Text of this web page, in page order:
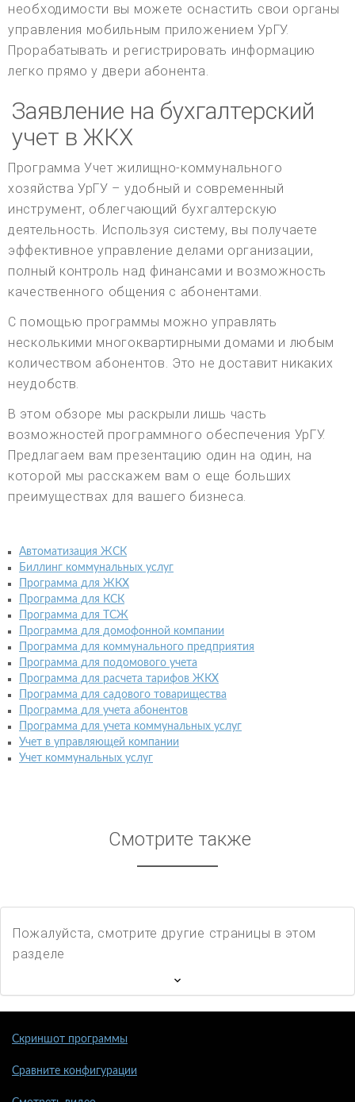
необходимости вы можете оснастить свои органы
управления мобильным приложением УрГУ.
Прорабатывать и регистрировать информацию
легко прямо у двери абонента.
Заявление на бухгалтерский
учет в ЖКХ
Программа Учет жилищно-коммунального
хозяйства УрГУ – удобный и современный
инструмент, облегчающий бухгалтерскую
деятельность. Используя систему, вы получаете
эффективное управление делами организации,
полный контроль над финансами и возможность
качественного общения с абонентами.
С помощью программы можно управлять
несколькими многоквартирными домами и любым
количеством абонентов. Это не доставит никаких
неудобств.
В этом обзоре мы раскрыли лишь часть
возможностей программного обеспечения УрГУ.
Предлагаем вам презентацию один на один, на
которой мы расскажем вам о еще больших
преимуществах для вашего бизнеса.
Автоматизация ЖСК
Биллинг коммунальных услуг
Программа для ЖКХ
Программа для КСК
Программа для ТСЖ
Программа для домофонной компании
Программа для коммунального предприятия
Программа для подомового учета
Программа для расчета тарифов ЖКХ
Программа для садового товарищества
Программа для учета абонентов
Программа для учета коммунальных услуг
Учет в управляющей компании
Учет коммунальных услуг
Смотрите также
Пожалуйста, смотрите другие страницы в этом
разделе
Скриншот программы
Сравните конфигурации